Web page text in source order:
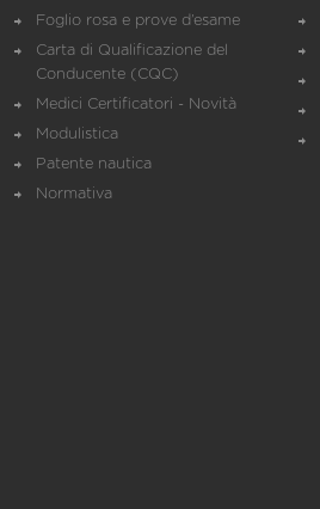
Foglio rosa e prove d’esame
Carta di Qualificazione del
Conducente (CQC)
Medici Certificatori - Novità
Modulistica
Patente nautica
Normativa